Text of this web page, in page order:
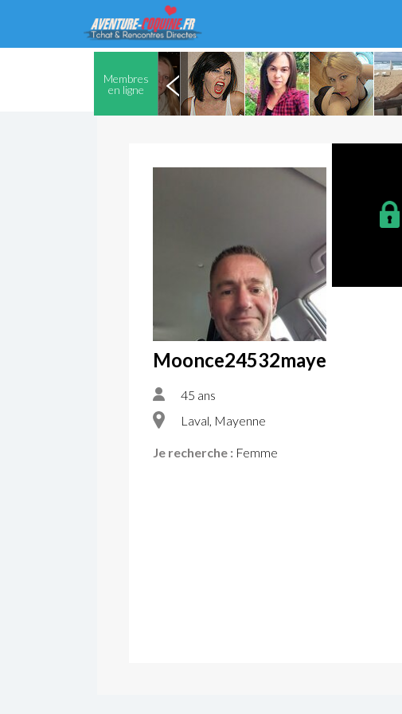
Membres
en ligne
Moonce24532maye
45 ans
Laval, Mayenne
Je recherche : Femme